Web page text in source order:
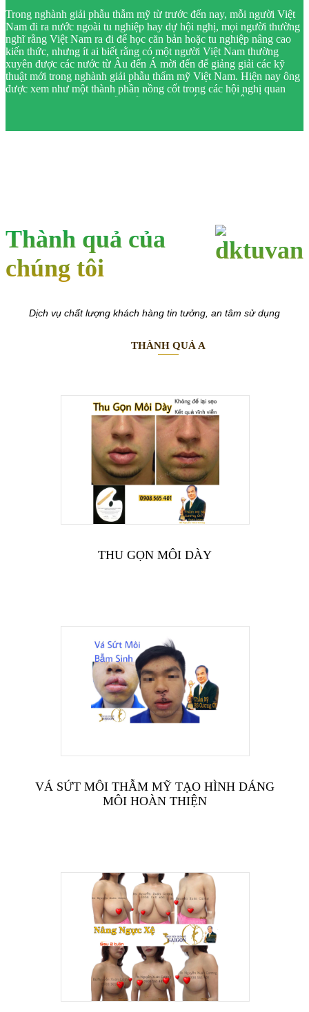
Trong nghành giải phẫu thẫm mỹ từ trước đến nay, mỗi người Việt
Nam đi ra nước ngoài tu nghiệp hay dự hội nghị, mọi người thường
nghĩ rằng Việt Nam ra đi để học căn bản hoặc tu nghiệp nâng cao
kiến thức, nhưng ít ai biết rằng có một người Việt Nam thường
xuyên được các nước từ Âu đến Á mời đến để giảng giải các kỹ
thuật mới trong nghành giải phẫu thẩm mỹ Việt Nam. Hiện nay ông
được xem như một thành phần nồng cốt trong các hội nghị quan
Thành quả của
chúng tôi
Dịch vụ chất lượng khách hàng tin tưởng, an tâm sử dụng
THÀNH QUẢ A
THU GỌN MÔI DÀY
VÁ SỨT MÔI THẪM MỸ TẠO HÌNH DÁNG
MÔI HOÀN THIỆN